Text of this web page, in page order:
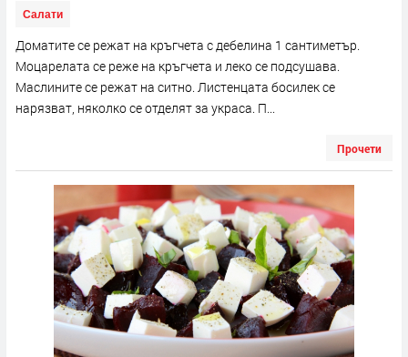
Салати
Доматите се режат на кръгчета с дебелина 1 сантиметър.
Моцарелата се реже на кръгчета и леко се подсушава.
Маслините се режат на ситно. Листенцата босилек се
нарязват, няколко се отделят за украса. П...
Прочети